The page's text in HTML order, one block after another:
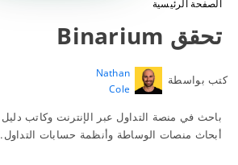
الصفحة الرئيسية
تحقق Binarium
كتب بواسطة
Nathan
Cole
باحث في منصة التداول عبر الإنترنت وكاتب دليل
أبحاث منصات الوساطة وأنظمة حسابات التداول.